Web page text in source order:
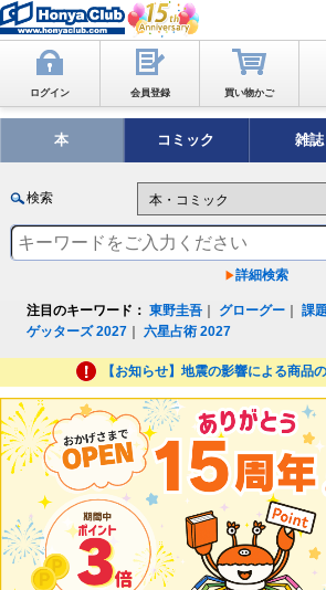
ログイン 会員登録 買い物かご
本 コミック 雑誌
検索
詳細検索
注目のキーワード： 東野圭吾 グローグー ｜課
ゲッターズ 2027 ｜六星占術 2027
【お知らせ】地震の影響による商品